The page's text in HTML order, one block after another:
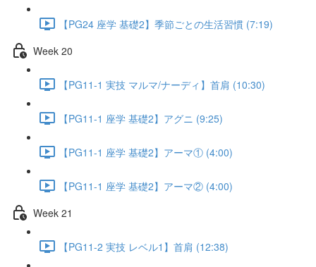
【PG24 座学 基礎2】季節ごとの生活習慣 (7:19)
Week 20
【PG11-1 実技 マルマ/ナーディ】首肩 (10:30)
【PG11-1 座学 基礎2】アグニ (9:25)
【PG11-1 座学 基礎2】アーマ① (4:00)
【PG11-1 座学 基礎2】アーマ② (4:00)
Week 21
【PG11-2 実技 レベル1】首肩 (12:38)